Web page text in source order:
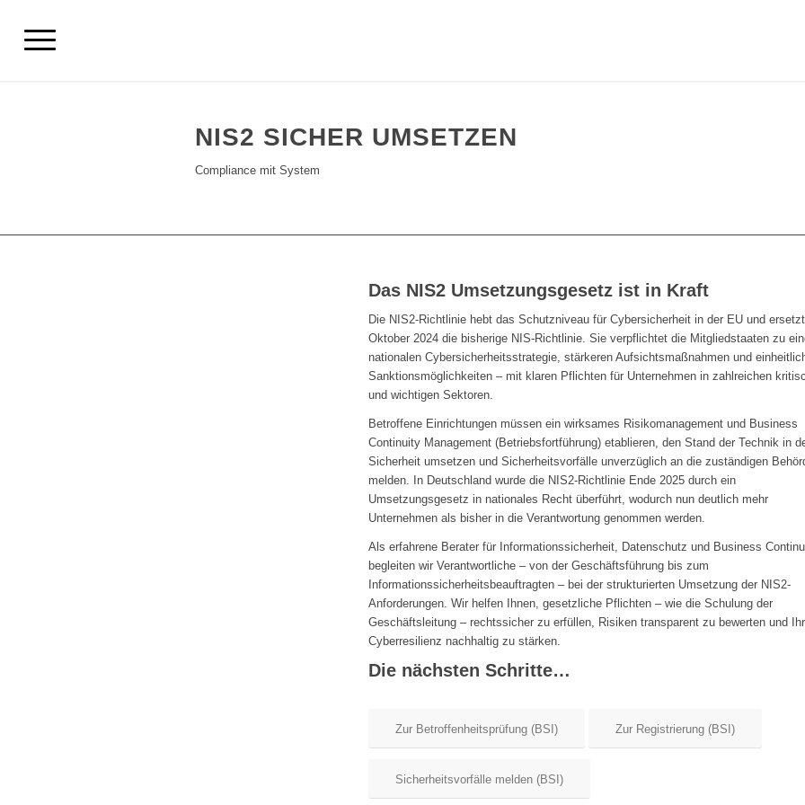
NIS2 SICHER UMSETZEN
Compliance mit System
Das NIS2 Umsetzungsgesetz ist in Kraft
Die NIS2-Richtlinie hebt das Schutzniveau für Cybersicherheit in der EU und
Oktober 2024 die bisherige NIS-Richtlinie. Sie verpflichtet die Mitgliedstaaten zu
nationalen Cybersicherheitsstrategie, stärkeren Aufsichtsmaßnahmen und
Sanktionsmöglichkeiten – mit klaren Pflichten für Unternehmen in zahlreichen
und wichtigen Sektoren.
Betroffene Einrichtungen müssen ein wirksames Risikomanagement und Business
Continuity Management (Betriebsfortführung) etablieren, den Stand der Technik in
Sicherheit umsetzen und Sicherheitsvorfälle unverzüglich an die zuständigen
melden. In Deutschland wurde die NIS2-Richtlinie Ende 2025 durch ein
Umsetzungsgesetz in nationales Recht überführt, wodurch nun deutlich mehr
Unternehmen als bisher in die Verantwortung genommen werden.
Als erfahrene Berater für Informationssicherheit, Datenschutz und Business
begleiten wir Verantwortliche – von der Geschäftsführung bis zum
Informationssicherheitsbeauftragten – bei der strukturierten Umsetzung der NIS2-
Anforderungen. Wir helfen Ihnen, gesetzliche Pflichten – wie die Schulung der
Geschäftsleitung – rechtssicher zu erfüllen, Risiken transparent zu bewerten und
Cyberresilienz nachhaltig zu stärken.
Die nächsten Schritte…
Zur Betroffenheitsprüfung (BSI) Zur Registrierung (BSI)
Sicherheitsvorfälle melden (BSI)